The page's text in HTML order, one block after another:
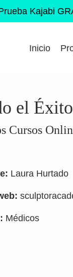
Kajabi
Inicio
el
Cursos
Laura Hurtado
Médicos